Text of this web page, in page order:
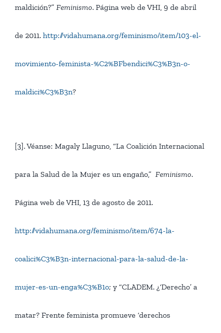
maldición?” Feminismo. Página web de VHI, 9 de abril
de 2011. http://vidahumana.org/feminismo/item/103-el-
movimiento-feminista-%C2%BFbendici%C3%B3n-o-
maldici%C3%B3n?
[3]. Véanse: Magaly Llaguno, “La Coalición Internacional
para la Salud de la Mujer es un engaño,” Feminismo.
Página web de VHI, 13 de agosto de 2011.
http://vidahumana.org/feminismo/item/674-la-
coalici%C3%B3n-internacional-para-la-salud-de-la-
mujer-es-un-enga%C3%B1o; y “CLADEM. ¿‘Derecho’ a
matar? Frente feminista promueve ‘derechos